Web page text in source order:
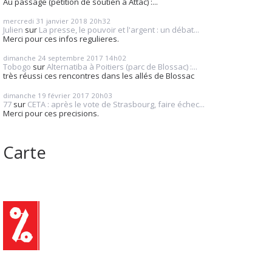
mercredi 31 janvier 2018 20h32
Julien sur La presse, le pouvoir et l'argent : un débat...
Merci pour ces infos regulieres.
dimanche 24 septembre 2017 14h02
Tobogo surAlternatiba à Poitiers (parc de Blossac) :...
très réussi ces rencontres dans les allés de Blossac
dimanche 19 février 2017 20h03
77 sur CETA : après le vote de Strasbourg, faire échec...
Merci pour ces precisions.
Carte